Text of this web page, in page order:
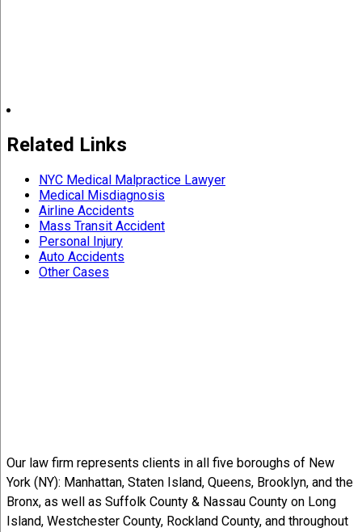
Related Links
NYC Medical Malpractice Lawyer
Medical Misdiagnosis
Airline Accidents
Mass Transit Accident
Personal Injury
Auto Accidents
Other Cases
Our law firm represents clients in all five boroughs of New
York (NY): Manhattan, Staten Island, Queens, Brooklyn, and the
Bronx, as well as Suffolk County & Nassau County on Long
Island, Westchester County, Rockland County, and throughout